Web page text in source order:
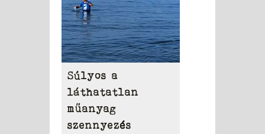
Súlyos a
láthatatlan
műanyag
szennyezés